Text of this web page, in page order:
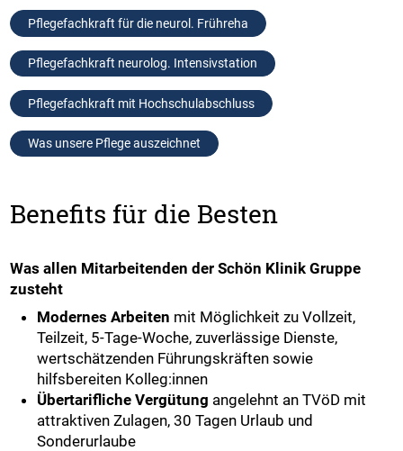
Pflegefachkraft für die neurol. Frühreha
Pflegefachkraft neurolog. Intensivstation
Pflegefachkraft mit Hochschulabschluss
Was unsere Pflege auszeichnet
Benefits für die Besten
Was allen Mitarbeitenden der Schön Klinik Gruppe
zusteht
Modernes Arbeiten mit Möglichkeit zu Vollzeit,
Teilzeit, 5-Tage-Woche, zuverlässige Dienste,
wertschätzenden Führungskräften sowie
hilfsbereiten Kolleg:innen
Übertarifliche Vergütung angelehnt an TVöD mit
attraktiven Zulagen, 30 Tagen Urlaub und
Sonderurlaube